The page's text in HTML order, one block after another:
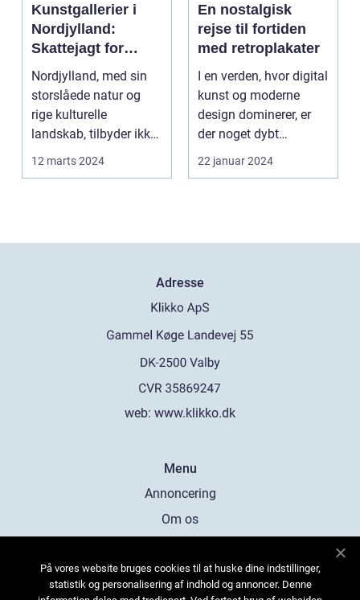
Kunstgallerier i
Nordjylland:
Skattejagt for
kunstentusiaster
Nordjylland, med sin
storslåede natur og
rige kulturelle
landskab, tilbyder ikke
kun en flugt ...
12 marts 2024
En nostalgisk
rejse til fortiden
med retroplakater
I en verden, hvor digital
kunst og moderne
design dominerer, er
der noget dybt
fascinerende og
drage...
22 januar 2024
Adresse
web: www.klikko.dk
Menu
Annoncering
Om os
Kontakt os
Sitemap
På vores website bruges cookies til at huske dine indstillinger,
statistik og personalisering af indhold og annoncer. Denne